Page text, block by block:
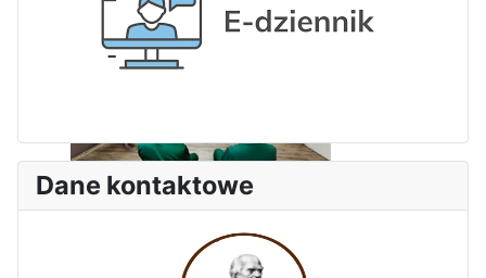
3-dniowa wycieczka klas 2, 3 i
4 technikum w Bieszczady
Wizyta edukacyjna w Areszcie
Śledczym w Radomiu
Dane kontaktowe